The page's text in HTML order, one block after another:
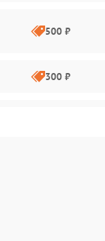
500 ₽
300 ₽